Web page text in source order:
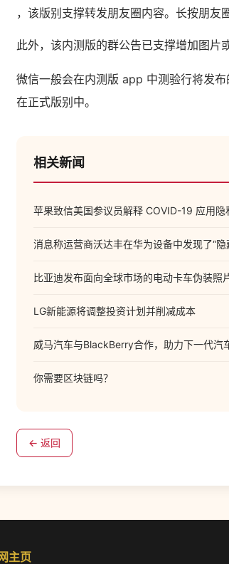
，该版别支撑转发朋友圈内容。长按朋友
此外，该内测版的群公告已支撑增加图片
微信一般会在内测版 app 中测验行将发
在正式版别中。
相关新闻
苹果致信美国参议员解释 COVID-19 应用隐
消息称运营商沃达丰在华为设备中发现了“隐
比亚迪发布面向全球市场的电动卡车伪装照
LG新能源将调整投资计划并削减成本
威马汽车与BlackBerry合作，助力下一代汽
你需要区块链吗？
← 返回
主页